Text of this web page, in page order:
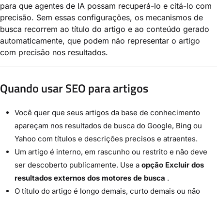
para que agentes de IA possam recuperá-lo e citá-lo com
precisão. Sem essas configurações, os mecanismos de
busca recorrem ao título do artigo e ao conteúdo gerado
automaticamente, que podem não representar o artigo
com precisão nos resultados.
Quando usar SEO para artigos
Você quer que seus artigos da base de conhecimento
apareçam nos resultados de busca do Google, Bing ou
Yahoo com títulos e descrições precisos e atraentes.
Um artigo é interno, em rascunho ou restrito e não deve
ser descoberto publicamente. Use a opção Excluir dos
resultados externos dos motores de busca .
O título do artigo é longo demais, curto demais ou não